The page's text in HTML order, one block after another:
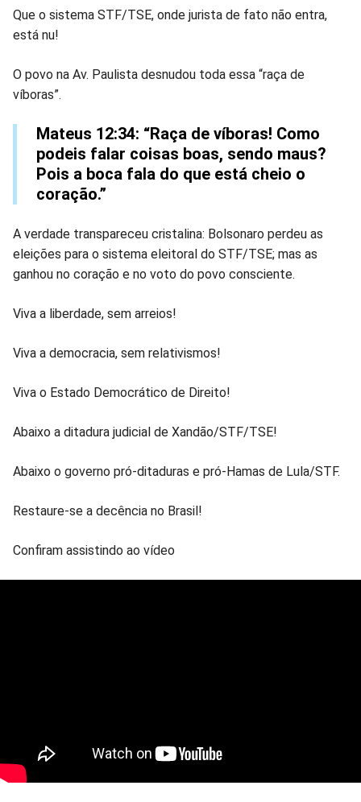
Que o sistema STF/TSE, onde jurista de fato não entra,
está nu!
O povo na Av. Paulista desnudou toda essa “raça de
víboras”.
Mateus 12:34: “Raça de víboras! Como
podeis falar coisas boas, sendo maus?
Pois a boca fala do que está cheio o
coração.”
A verdade transpareceu cristalina: Bolsonaro perdeu as
eleições para o sistema eleitoral do STF/TSE; mas as
ganhou no coração e no voto do povo consciente.
Viva a liberdade, sem arreios!
Viva a democracia, sem relativismos!
Viva o Estado Democrático de Direito!
Abaixo a ditadura judicial de Xandão/STF/TSE!
Abaixo o governo pró-ditaduras e pró-Hamas de Lula/STF.
Restaure-se a decência no Brasil!
Confiram assistindo ao vídeo